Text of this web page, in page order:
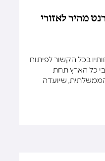
מהיר לאזורי
בכל הקשור לפיתוח
כל הארץ תחת
שיועדה